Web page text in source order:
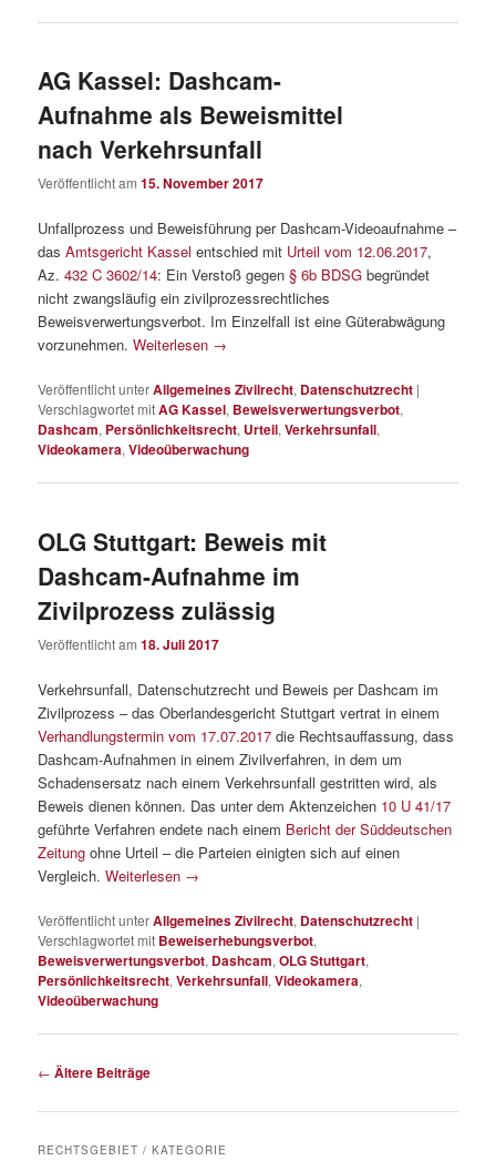
AG Kassel: Dashcam-
Aufnahme als Beweismittel
nach Verkehrsunfall
Veröffentlicht am15. November 2017
Unfallprozess und Beweisführung per Dashcam-Videoaufnahme –
dasAmtsgericht Kassel entschied mit Urteil vom 12.06.2017,
Az.432 C 3602/14: Ein Verstoß gegen§ 6b BDSG begründet
nicht zwangsläufig ein zivilprozessrechtliches
Beweisverwertungsverbot. Im Einzelfall ist eine Güterabwägung
vorzunehmen.Weiterlesen →
Veröffentlicht unterAllgemeines Zivilrecht, Datenschutzrecht |
Verschlagwortet mitAG Kassel, Beweisverwertungsverbot,
Dashcam, Persönlichkeitsrecht, Urteil,Verkehrsunfall,
Videokamera,Videoüberwachung
OLG Stuttgart: Beweis mit
Dashcam-Aufnahme im
Zivilprozess zulässig
Veröffentlicht am18. Juli 2017
Verkehrsunfall, Datenschutzrecht und Beweis per Dashcam im
Zivilprozess – das Oberlandesgericht Stuttgart vertrat in einem
Verhandlungstermin vom 17.07.2017 die Rechtsauffassung, dass
Dashcam-Aufnahmen in einem Zivilverfahren, in dem um
Schadensersatz nach einem Verkehrsunfall gestritten wird, als
Beweis dienen können. Das unter dem Aktenzeichen 10 U 41/17
geführte Verfahren endete nach einem Bericht der Süddeutschen
Zeitung ohne Urteil – die Parteien einigten sich auf einen
Vergleich.Weiterlesen →
Veröffentlicht unterAllgemeines Zivilrecht, Datenschutzrecht |
Verschlagwortet mit Beweiserhebungsverbot,
Beweisverwertungsverbot, Dashcam,OLG Stuttgart,
Persönlichkeitsrecht,Verkehrsunfall,Videokamera,
Videoüberwachung
Beitragsnavigation
← Ältere Beiträge
RECHTSGEBIET / KATEGORIE